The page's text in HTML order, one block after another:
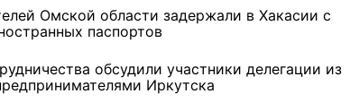
Омской области задержали в Хакасии с
паспортов
обсудили участники делегации из
Иркутска